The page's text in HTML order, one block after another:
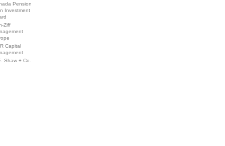
Pension
Investment
Ziff
Capital
Shaw + Co.